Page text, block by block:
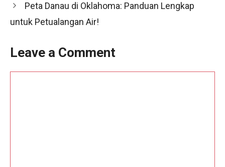
Peta Danau di Oklahoma: Panduan Lengkap
untuk Petualangan Air!
Leave a Comment